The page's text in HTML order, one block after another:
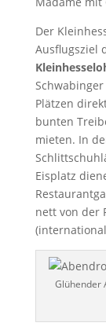
Der
Ausflugsziel
Plätzen
bunten
mieten. In
Eisplatz
nett von der
Glühender